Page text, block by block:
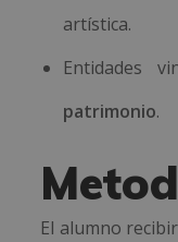
artística.
Entidades
patrimonio.
El alumno